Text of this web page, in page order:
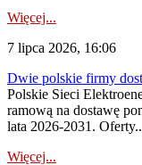
Więcej...
7 lipca 2026, 16:06
Dwie polskie firmy
Polskie Sieci
ramową na dostawę
lata 2026-2031.
Więcej...